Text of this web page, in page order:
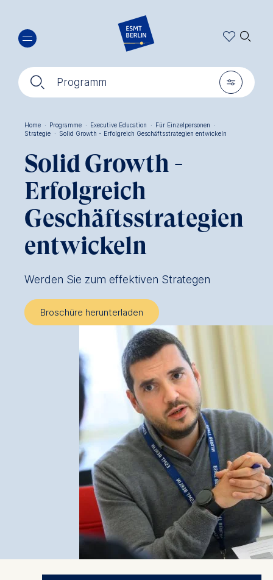
zum
Inhalt
🔍︎ Programm 🎚︎
🔍︎
Home · Programme · Executive Education · Für Einzelpersonen
·
Strategie · Solid Growth - Erfolgreich Geschäftsstrategien entwickeln
Solid Growth -
Erfolgreich
Geschäftsstrategien
entwickeln
Werden Sie zum effektiven Strategen
Broschüre herunterladen